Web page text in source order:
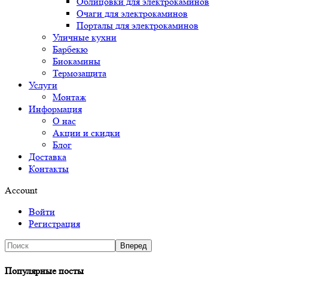
Очаги для электрокаминов
Порталы для электрокаминов
Уличные кухни
Барбекю
Биокамины
Термозащита
Услуги
Монтаж
Информация
О нас
Акции и скидки
Блог
Доставка
Контакты
Account
Войти
Регистрация
Популярные посты